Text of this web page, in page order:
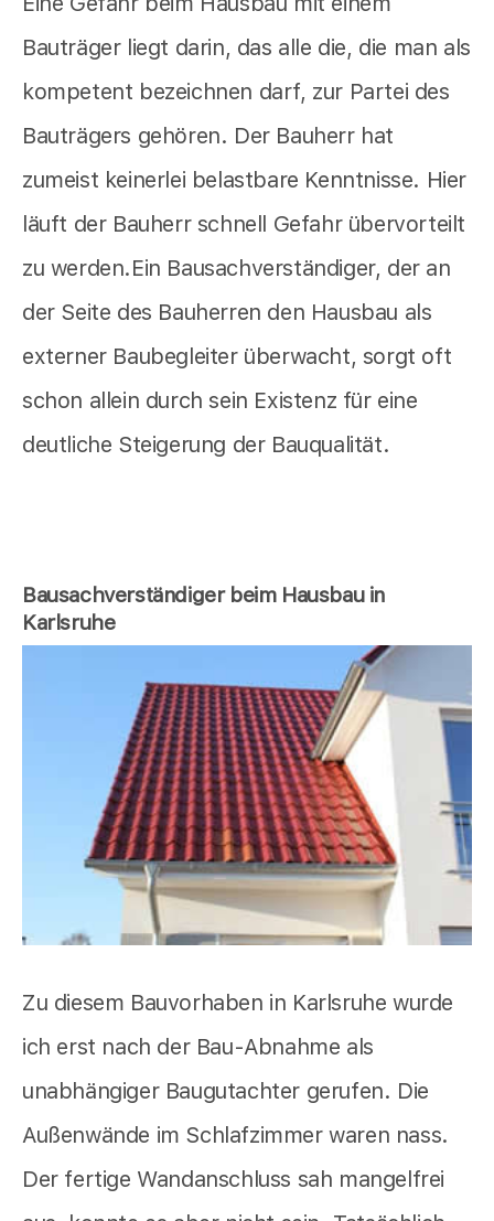
Bauträger liegt darin, das alle die, die man als
kompetent bezeichnen darf, zur Partei des
Bauträgers gehören. Der Bauherr hat
zumeist keinerlei belastbare Kenntnisse. Hier
läuft der Bauherr schnell Gefahr übervorteilt
zu werden.Ein Bausachverständiger, der an
der Seite des Bauherren den Hausbau als
externer Baubegleiter überwacht, sorgt oft
schon allein durch sein Existenz für eine
deutliche Steigerung der Bauqualität.
Bausachverständiger beim Hausbau in
Karlsruhe
Zu diesem Bauvorhaben in Karlsruhe wurde
ich erst nach der Bau-Abnahme als
unabhängiger Baugutachter gerufen. Die
Außenwände im Schlafzimmer waren nass.
Der fertige Wandanschluss sah mangelfrei